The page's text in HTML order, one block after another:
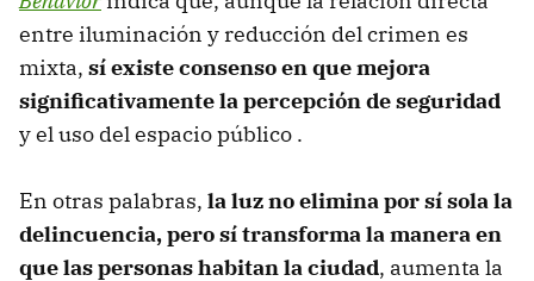
entre iluminación y reducción del crimen es
mixta, sí existe consenso en que mejora
significativamente la percepción de seguridad
y el uso del espacio público .
En otras palabras, la luz no elimina por sí sola la
delincuencia, pero sí transforma la manera en
que las personas habitan la ciudad, aumenta la